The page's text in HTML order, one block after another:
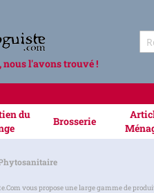
nous l'avons trouvé !
du
Brosserie
vous propose une large gamme de